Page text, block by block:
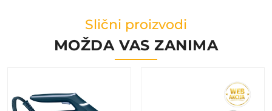
Slični proizvodi
MOŽDA VAS ZANIMA